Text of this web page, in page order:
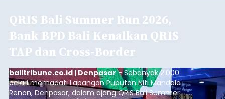
QRIS Bali Summer Run 2026,
Bank BPD Bali Kenalkan QRIS
TAP dan Cross-Border
balitribune.co.id | Denpasar- Sebanyak 2.000
pelari memadati Lapangan Puputan Niti Mandala
Renon, Denpasar, dalam ajang QRIS Bali Summer